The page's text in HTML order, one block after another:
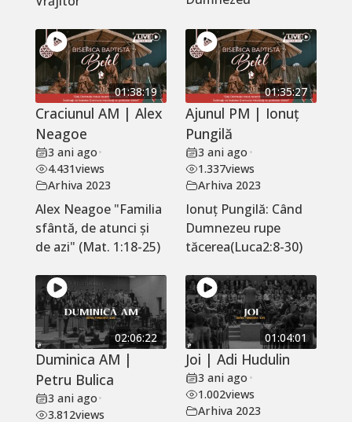
01:38:19
Craciunul AM | Alex
Neagoe
3 ani ago•
4.431views
Arhiva 2023
Alex Neagoe "Familia
sfântă, de atunci și
de azi" (Mat. 1:18-25)
01:35:27
Ajunul PM | Ionuț
Pungilă
3 ani ago •
1.337views
Arhiva 2023
Ionuț Pungilă: Când
Dumnezeu rupe
tăcerea(Luca2:8-30)
02:06:22
Duminica AM |
Petru Bulica
3 ani ago•
3.812views
01:04:01
Joi | Adi Hudulin
3 ani ago •
1.002views
Arhiva 2023